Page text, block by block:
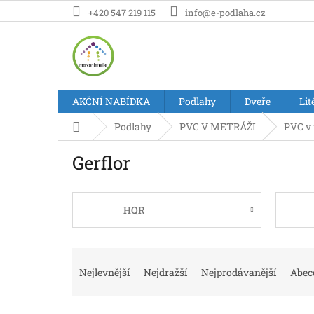
na
+420 547 219 115 info@e-podlaha.cz
AKČNÍ NABÍDKA Podlahy Dveře
Domů Podlahy PVC V METRÁŽI PVC
Gerflor
HQR
Nejlevnější Nejdražší Nejprodávanější